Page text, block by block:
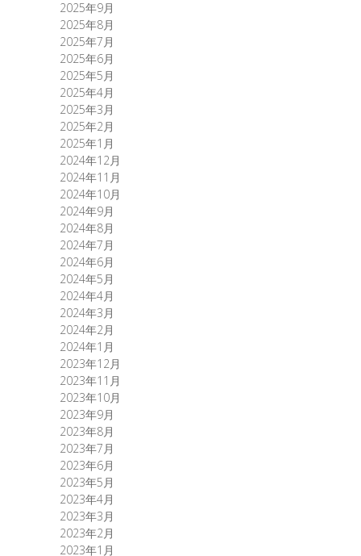
2025年9月
2025年8月
2025年7月
2025年6月
2025年5月
2025年4月
2025年3月
2025年2月
2025年1月
2024年12月
2024年11月
2024年10月
2024年9月
2024年8月
2024年7月
2024年6月
2024年5月
2024年4月
2024年3月
2024年2月
2024年1月
2023年12月
2023年11月
2023年10月
2023年9月
2023年8月
2023年7月
2023年6月
2023年5月
2023年4月
2023年3月
2023年2月
2023年1月